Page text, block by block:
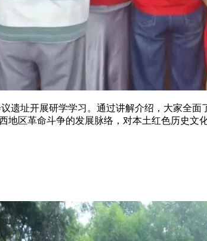
遗址开展研学学习。通过讲解介绍，大家全
地区革命斗争的发展脉络，对本土红色历史文